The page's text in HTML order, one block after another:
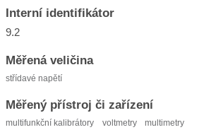
Interní identifikátor
9.2
Měřená veličina
střídavé napětí
Měřený přístroj či zařízení
multifunkční kalibrátory voltmetry multimetry